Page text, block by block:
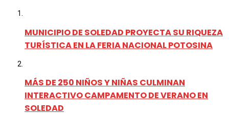
MUNICIPIO DE SOLEDAD PROYECTA SU RIQUEZA
TURÍSTICA EN LA FERIA NACIONAL POTOSINA
MÁS DE 250 NIÑOS Y NIÑAS CULMINAN
INTERACTIVO CAMPAMENTO DE VERANO EN
SOLEDAD